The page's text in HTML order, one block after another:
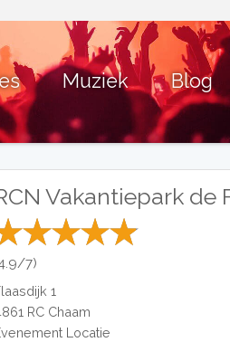
Muziek Blog
Vakantiepark de
7)
1
RC Chaam
Locatie